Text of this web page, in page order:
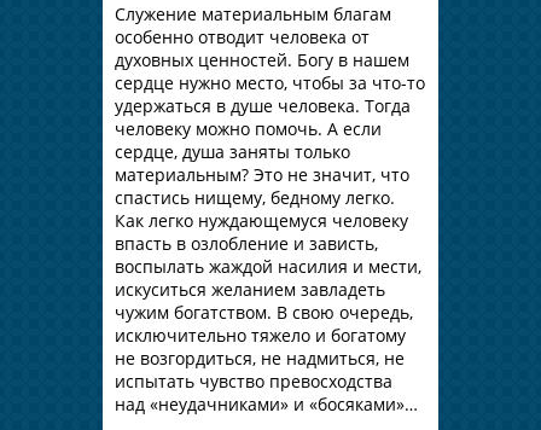
Служение материальным благам
особенно отводит человека от
духовных ценностей. Богу в нашем
сердце нужно место, чтобы за что-то
удержаться в душе человека. Тогда
человеку можно помочь. А если
сердце, душа заняты только
материальным? Это не значит, что
спастись нищему, бедному легко.
Как легко нуждающемуся человеку
впасть в озлобление и зависть,
воспылать жаждой насилия и мести,
искуситься желанием завладеть
чужим богатством. В свою очередь,
исключительно тяжело и богатому
не возгордиться, не надмиться, не
испытать чувство превосходства
над «неудачниками» и «босяками»…